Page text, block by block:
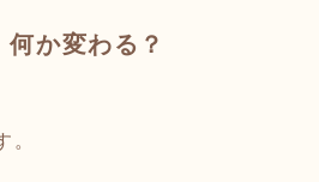
か変わる？
。